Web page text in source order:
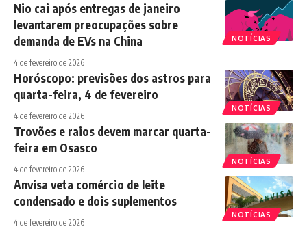
NOTÍCIAS
Nio cai após entregas de janeiro
levantarem preocupações sobre
demanda de EVs na China
4 de fevereiro de 2026
NOTÍCIAS
Horóscopo: previsões dos astros para
quarta-feira, 4 de fevereiro
4 de fevereiro de 2026
NOTÍCIAS
Trovões e raios devem marcar quarta-
feira em Osasco
4 de fevereiro de 2026
NOTÍCIAS
Anvisa veta comércio de leite
condensado e dois suplementos
4 de fevereiro de 2026